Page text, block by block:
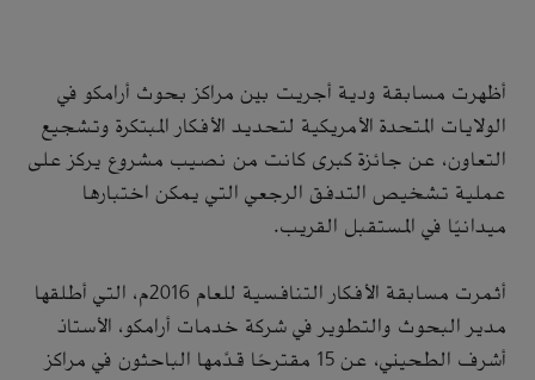
أظهرت مسابقة ودية أجريت بين مراكز بحوث أرامكو في
الولايات المتحدة الأمريكية لتحديد الأفكار المبتكرة وتشجيع
التعاون، عن جائزة كبرى كانت من نصيب مشروع يركز على
عملية تشخيص التدفق الرجعي التي يمكن اختبارها
ميدانيًا في المستقبل القريب.
أثمرت مسابقة الأفكار التنافسية للعام 2016م، التي أطلقها
مدير البحوث والتطوير في شركة خدمات أرامكو، الأستاذ
أشرف الطحيني، عن 15 مقترحًا قدَّمها الباحثون في مراكز